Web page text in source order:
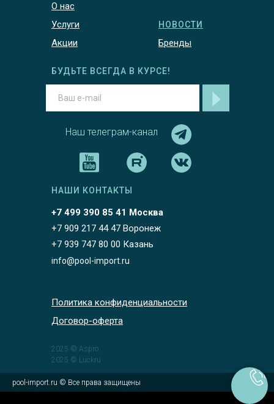
О нас
Услуги
Акции
НОВОСТИ
Бренды
2025 © Aspro
2025 © Luckru
Наш телеграм-канал
БУДЬТЕ ВСЕГДА В КУРСЕ!
+7 499 390 85 41 Москва
НАШИ КОНТАКТЫ
+7 909 217 44 47 Воронеж
+7 939 747 80 00 Казань
info@pool-import.ru
Политика конфиденциальности
Договор-оферта
pool-import.ru © Все права защищены